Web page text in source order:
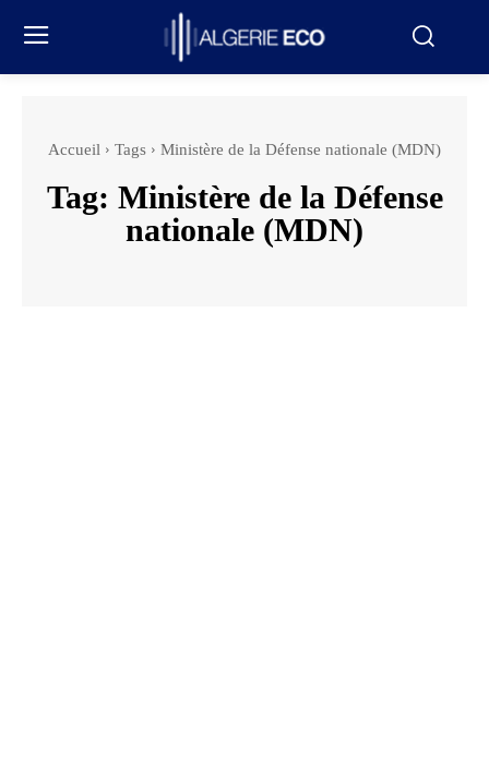
Accueil Tags Ministère de la Défense nationale (MDN)
Tag: Ministère de la Défense
nationale (MDN)